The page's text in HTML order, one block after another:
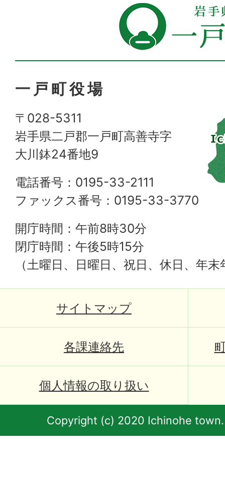
一戸町役場
〒028-5311
岩手県二戸郡一戸町高善寺字
大川鉢24番地9
電話番号：0195-33-2111
ファックス番号：0195-33-3770
開庁時間：午前8時30分
閉庁時間：午後5時15分
（土曜日、日曜日、祝日、休日、年
サイトマップ
各課連絡先
個人情報の取り扱い
Copyright (c) 2020 Ichinohe